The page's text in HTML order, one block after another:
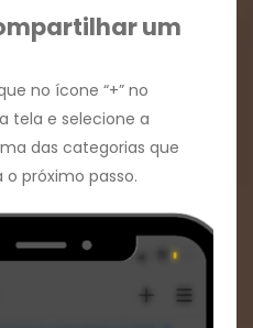
um
no ícone “+” no
tela e selecione a
das categorias que
próximo passo.